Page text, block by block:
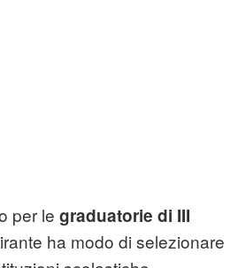
per le graduatorie di III
ha modo di selezionare